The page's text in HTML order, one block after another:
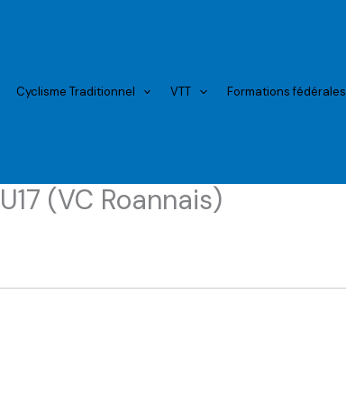
Cyclisme Traditionnel VTT Formations fédérales
(VC Roannais)